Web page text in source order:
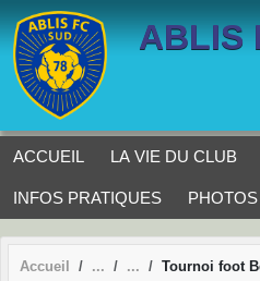
ABLIS
ACCUEIL LA VIE DU CLUB
INFOS PRATIQUES
Accueil Tournoi foot
Panneau de gestion des cookies